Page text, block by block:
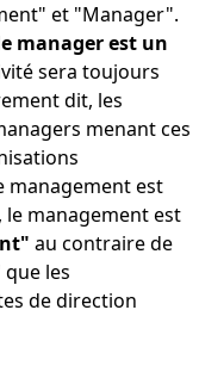
et "Manager".
manager est un
sera toujours
dit, les
menant ces
management est
le management est
au contraire de
que les
de direction